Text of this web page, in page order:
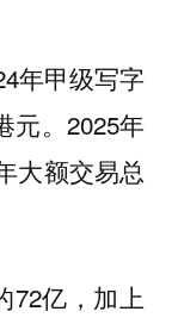
年甲级写字
元。2025年
大额交易总
72亿，加上